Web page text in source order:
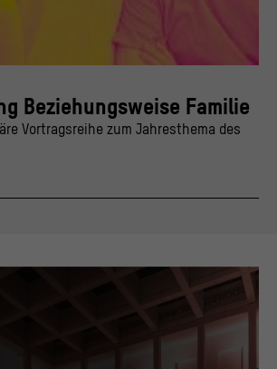
Beziehungsweise Familie
Vortragsreihe zum Jahresthema des
im Berliner Schloss / Getty Images / Dean Davies